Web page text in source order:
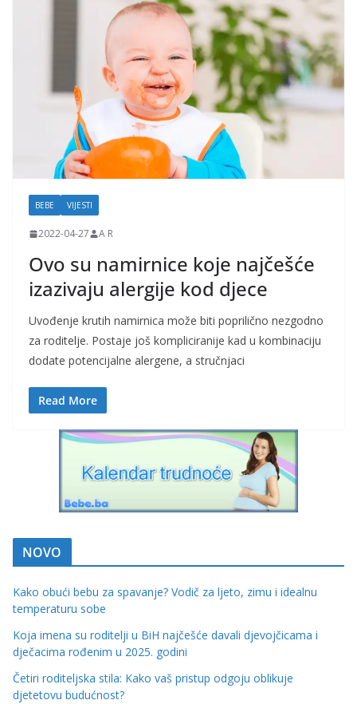
i
t
r
u
d
n
i
c
e
BEBE VIJESTI
2022-04-27 A R
Ovo su namirnice koje najčešće
izazivaju alergije kod djece
Uvođenje krutih namirnica može biti poprilično nezgodno
za roditelje. Postaje još kompliciranije kad u kombinaciju
dodate potencijalne alergene, a stručnjaci
Read More
NOVO
Kako obući bebu za spavanje? Vodič za ljeto, zimu i idealnu
temperaturu sobe
Koja imena su roditelji u BiH najčešće davali djevojčicama i
dječacima rođenim u 2025. godini
Četiri roditeljska stila: Kako vaš pristup odgoju oblikuje
djetetovu budućnost?